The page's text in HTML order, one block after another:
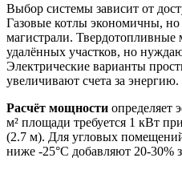
Выбор системы зависит от
Газовые котлы экономичны,
магистрали. Твердотопливные
удалённых участков, но
Электрические варианты
увеличивают счета за энергию.
Расчёт мощности определяет
м² площади требуется 1 кВт
(2.7 м). Для угловых
ниже -25°C добавляют 20-30%